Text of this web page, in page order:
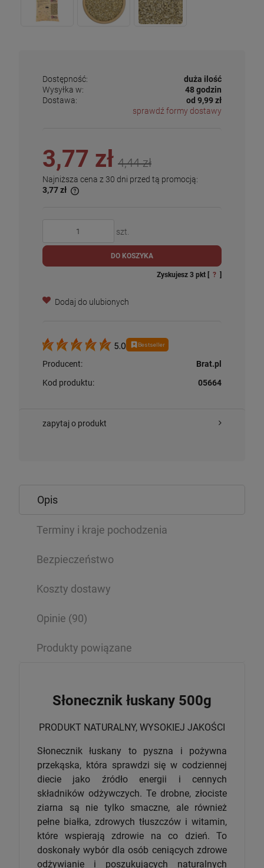
Dostępność:
duża ilość
Wysyłka w:
48 godzin
Dostawa:
od 9,99 zł
sprawdź formy dostawy
3,77 zł 4,44 zł
Najniższa cena z 30 dni przed tą promocją:
3,77 zł
szt.
DO KOSZYKA
Zyskujesz 3 pkt [ ? ]
Dodaj do ulubionych
5.0 Bestseller
Producent:
Brat.pl
Kod produktu:
05664
zapytaj o produkt
Opis
Terminy i kraje pochodzenia
Bezpieczeństwo
Koszty dostawy
Opinie (90)
Produkty powiązane
Słonecznik łuskany 500g
PRODUKT NATURALNY, WYSOKIEJ JAKOŚCI
Słonecznik łuskany to pyszna i pożywna
przekąska, która sprawdzi się w codziennej
diecie jako źródło energii i cennych
składników odżywczych. Te drobne, złociste
ziarna są nie tylko smaczne, ale również
pełne białka, zdrowych tłuszczów i witamin,
które wspierają zdrowie na co dzień. To
doskonały wybór dla osób ceniących zdrowe
odżywianie i poszukujących naturalnych